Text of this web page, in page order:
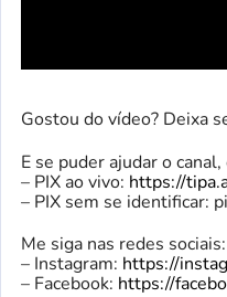
Gostou do vídeo? Deixa
E se puder ajudar o
– PIX ao vivo: https://
– PIX sem se identificar:
Me siga nas redes sociais:
– Instagram: https://
– Facebook: https://